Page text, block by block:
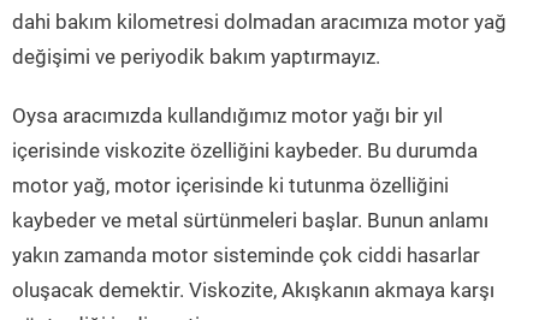
dahi bakım kilometresi dolmadan aracımıza motor yağ
değişimi ve periyodik bakım yaptırmayız.
Oysa aracımızda kullandığımız motor yağı bir yıl
içerisinde viskozite özelliğini kaybeder. Bu durumda
motor yağ, motor içerisinde ki tutunma özelliğini
kaybeder ve metal sürtünmeleri başlar. Bunun anlamı
yakın zamanda motor sisteminde çok ciddi hasarlar
oluşacak demektir. Viskozite, Akışkanın akmaya karşı